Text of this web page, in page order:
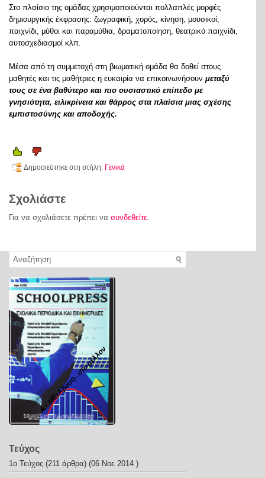
Στο πλαίσιο της ομάδας χρησιμοποιούνται πολλαπλές μορφές
δημιουργικής έκφρασης: ζωγραφική, χορός, κίνηση, μουσικοί,
παιχνίδι, μύθοι και παραμύθια, δραματοποίηση, θεατρικό παιχνίδι,
αυτοσχεδιασμοί κλπ.
Μέσα από τη συμμετοχή στη βιωματική ομάδα θα δοθεί στους
μαθητές και τις μαθήτριες η ευκαιρία να επικοινωνήσουν μεταξύ
τους σε ένα βαθύτερο και πιο ουσιαστικό επίπεδο με
γνησιότητα, ειλικρίνεια και θάρρος στα πλαίσια μιας σχέσης
εμπιστοσύνης και αποδοχής.
Δημοσιεύτηκε στη στήλη: Γενικά
Σχολιάστε
Για να σχολιάσετε πρέπει να συνδεθείτε.
Α - ΜΕτΑβαση...στο μέλλον
Τεύχος
1ο Τεύχος (211 άρθρα) (06 Νοε 2014 )